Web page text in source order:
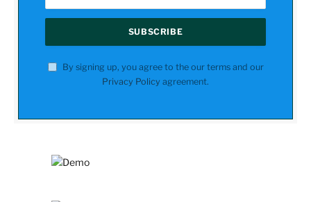
By signing up, you agree to the our terms and our
Privacy Policy agreement.